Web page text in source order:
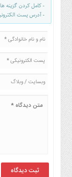
- کامل کردن گزینه
- آدرس پست